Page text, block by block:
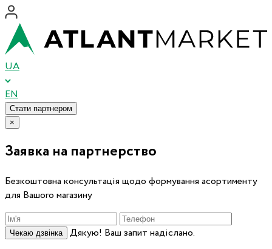
UA
EN
Стати партнером
×
Заявка на партнерство
Безкоштовна консультація щодо формування асортименту
для Вашого магазину
Чекаю дзвінка
Дякую! Ваш запит надіслано.